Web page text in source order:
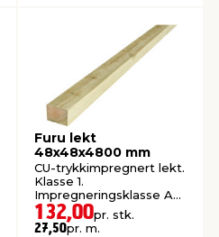
Furu lekt
48x48x4800 mm
CU-trykkimpregnert lekt.
Klasse 1.
Impregneringsklasse AB.
132,00pr. stk.
27,50pr. m.